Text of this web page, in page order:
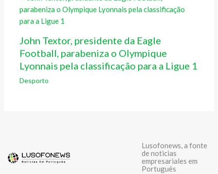
John Textor, presidente da Eagle
Football, parabeniza o Olympique
Lyonnais pela classificação para a Ligue 1
Desporto
Lusofonews, a fonte
de noticias
empresariales em
Português